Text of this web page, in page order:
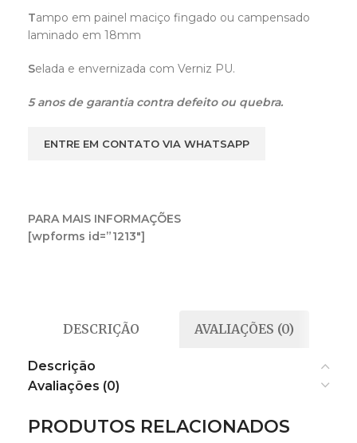
Tampo em painel maciço fingado ou campensado
laminado em 18mm
Selada e envernizada com Verniz PU.
5 anos de garantia contra defeito ou quebra.
ENTRE EM CONTATO VIA WHATSAPP
PARA MAIS INFORMAÇÕES
[wpforms id=”1213″]
DESCRIÇÃO AVALIAÇÕES (0)
Descrição
Avaliações (0)
PRODUTOS RELACIONADOS